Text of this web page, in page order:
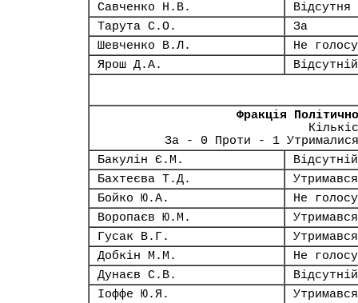
Савченко Н.В.
Відсутня
Тарута С.О.
За
Шевченко В.Л.
Не
Ярош Д.А.
Відсутній
Фракція
За - 0 Проти - 1
Бакулін Є.М.
Відсутній
Бахтеєва Т.Д.
Утримався
Бойко Ю.А.
Не
Воропаєв Ю.М.
Утримався
Гусак В.Г.
Утримався
Добкін М.М.
Не
Дунаєв С.В.
Відсутній
Іоффе Ю.Я.
Утримався